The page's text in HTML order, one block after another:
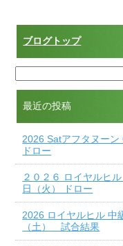
ブログトップ
最近の投稿
2026 Satアフタヌー
ドロー
２０２６ ロイヤルヒ
日（火） ドロー
2026 ロイヤルヒル
（土） 試合結果